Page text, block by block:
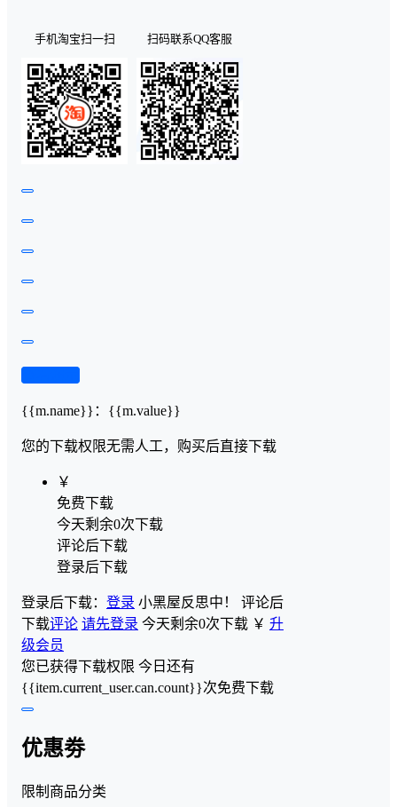
手机淘宝扫一扫 扫码联系QQ客服
{{m.name}} ： {{m.value}}
您的下载权限无需人工，购买后直接下载
￥
免费下载
今天剩余0次下载
评论后下载
登录后下载
登录后下载： 登录 小黑屋反思中！ 评论后
下载评论 请先登录 今天剩余0次下载 ￥ 升
级会员
您已获得下载权限 今日还有
{{item.current_user.can.count}}次免费下载
优惠劵
限制商品分类